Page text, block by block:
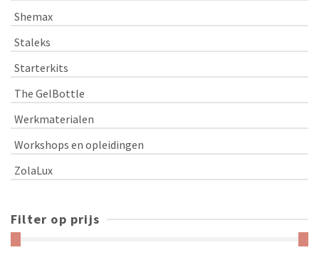
Shemax
Staleks
Starterkits
The GelBottle
Werkmaterialen
Workshops en opleidingen
ZolaLux
Filter op prijs